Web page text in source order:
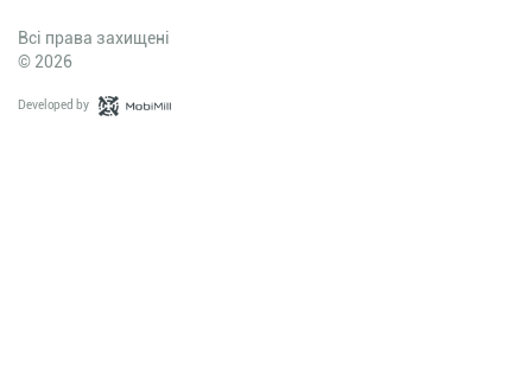
Всі права захищені
© 2026
Developed by